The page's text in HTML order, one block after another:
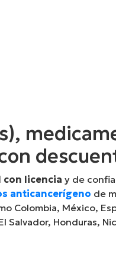
licencia y de
anticancerígeno de
Colombia, México,
Honduras,